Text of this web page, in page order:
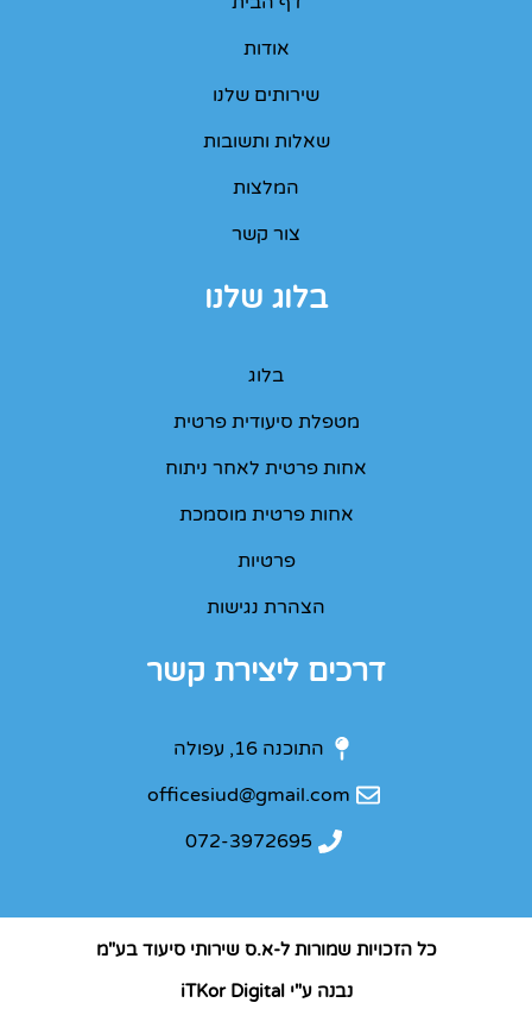
אודות
שירותים שלנו
שאלות ותשובות
המלצות
צור קשר
בלוג שלנו
בלוג
מטפלת סיעודית פרטית
אחות פרטית לאחר ניתוח
אחות פרטית מוסמכת
פרטיות
הצהרת נגישות
דרכים ליצירת קשר
התוכנה 16, עפולה
officesiud@gmail.com
072-3972695
כל הזכויות שמורות ל-א.ס שירותי סיעוד בע"מ
נבנה ע"י iTKor Digital